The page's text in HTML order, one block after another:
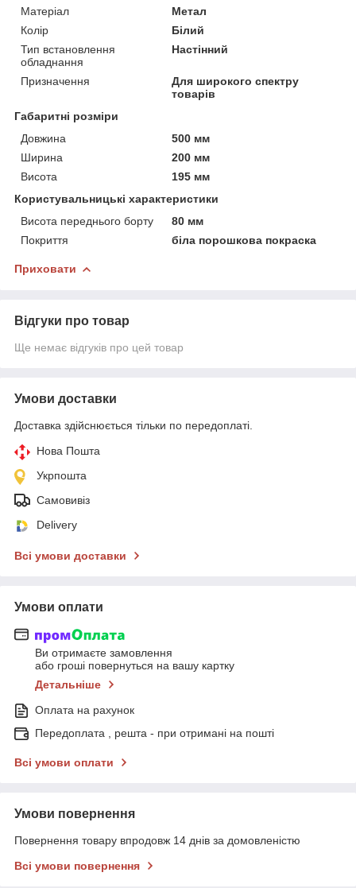
Матеріал
Метал
Колір
Білий
Тип встановлення
обладнання
Настінний
Призначення
Для широкого спектру
товарів
Габаритні розміри
Довжина
500 мм
Ширина
200 мм
Висота
195 мм
Користувальницькі характеристики
Висота переднього борту
80 мм
Покриття
біла порошкова покраска
Приховати
Відгуки про товар
Ще немає відгуків про цей товар
Умови доставки
Доставка здійснюється тільки по передоплаті.
Нова Пошта
Укрпошта
Самовивіз
Delivery
Всі умови доставки
Умови оплати
Ви отримаєте замовлення
або гроші повернуться на вашу картку
Детальніше
Оплата на рахунок
Передоплата , решта - при отримані на пошті
Всі умови оплати
Умови повернення
Повернення товару впродовж 14 днів за домовленістю
Всі умови повернення